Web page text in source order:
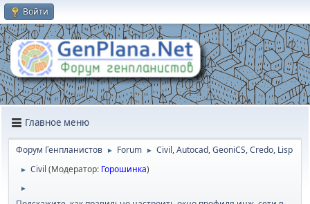
Войти
Главное меню
Форум Генпланистов ► Forum ► Civil, Autocad, GeoniCS, Credo, Lisp
► Civil (Модератор: Горошинка)
►